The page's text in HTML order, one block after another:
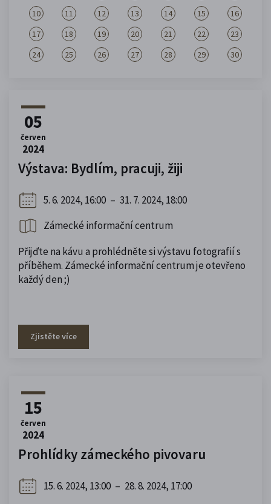
10
11 12 13 14 15
16
17
18 19 20 21 22
23
24
25 26 27 28 29 30
05
červen
2024
Výstava: Bydlím, pracuji, žiji
5. 6. 2024, 16:00 – 31. 7. 2024, 18:00
Zámecké informační centrum
Přijďte na kávu a prohlédněte si výstavu fotografií s
příběhem. Zámecké informační centrum je otevřeno
každý den ;)
Zjistěte více
15
červen
2024
Prohlídky zámeckého pivovaru
15. 6. 2024, 13:00 – 28. 8. 2024, 17:00